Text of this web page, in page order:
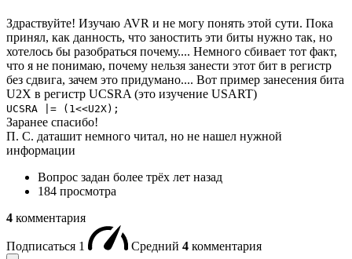
Здраствуйте! Изучаю AVR и не могу понять этой сути. Пока
принял, как данность, что заностить эти биты нужно так, но
хотелось бы разобраться почему.... Немного сбивает тот факт,
что я не понимаю, почему нельзя занести этот бит в регистр
без сдвига, зачем это придумано.... Вот пример занесения бита
U2X в регистр UCSRA (это изучение USART)
UCSRA |= (1<<U2X);
Заранее спасибо!
П. С. даташит немного читал, но не нашел нужной
информации
Вопрос задан более трёх лет назад
184 просмотра
4 комментария
Подписаться 1 Средний 4 комментария